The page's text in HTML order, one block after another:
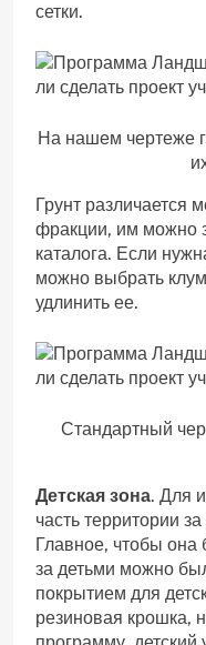
сетки.
На нашем чертеже
Грунт различается
фракции, им можно
каталога. Если
можно выбрать
удлинить ее.
Стандартный
Детская зона. Для
часть территории
Главное, чтобы она
за детьми можно
покрытием для
резиновая крошка,